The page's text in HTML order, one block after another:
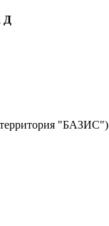
Д
"БАЗИС")